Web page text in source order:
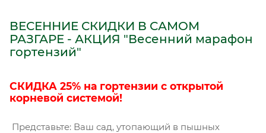
ВЕСЕННИЕ СКИДКИ В САМОМ
РАЗГАРЕ - АКЦИЯ "Весенний марафон
гортензий"
СКИДКА 25% на гортензии с открытой
корневой системой!
Представьте: Ваш сад, утопающий в пышных